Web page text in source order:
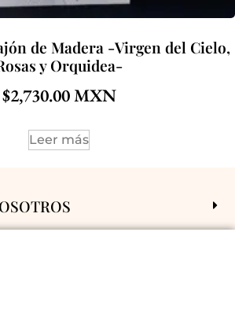
de Madera -Virgen del Cielo,
y Orquidea-
$2,730.00
Leer más